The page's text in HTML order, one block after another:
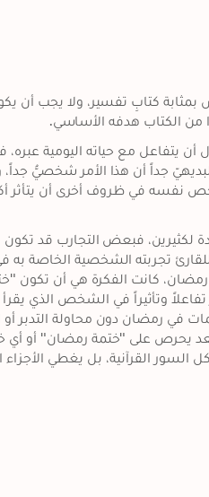
الكتاب هدفه الأساسي.